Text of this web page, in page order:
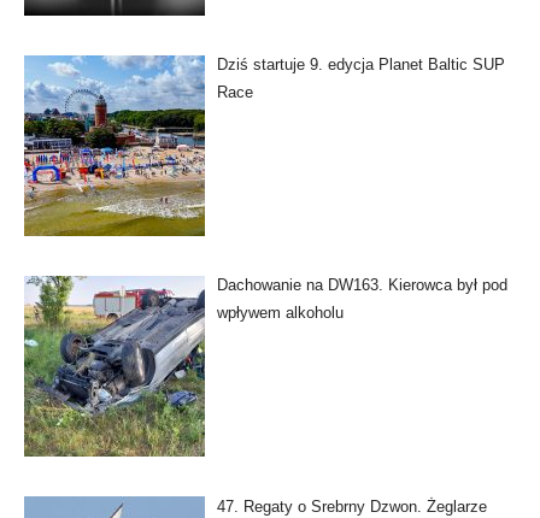
Dziś startuje 9. edycja Planet Baltic SUP
Race
Dachowanie na DW163. Kierowca był pod
wpływem alkoholu
47. Regaty o Srebrny Dzwon. Żeglarze